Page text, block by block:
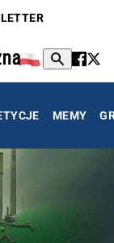
MEMY